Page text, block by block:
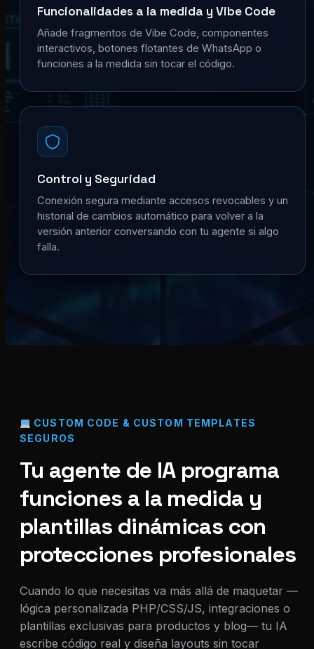
Funcionalidades a la medida y Vibe Code
Añade fragmentos de Vibe Code, componentes
interactivos, botones flotantes de WhatsApp o
funciones a la medida sin tocar el código.
Control y Seguridad
Conexión segura mediante accesos revocables y un
historial de cambios automático para volver a la
versión anterior conversando con tu agente si algo
falla.
CUSTOM CODE & CUSTOM TEMPLATES
SEGUROS
Tu agente de IA programa
funciones a la medida y
plantillas dinámicas con
protecciones profesionales
Cuando lo que necesitas va más allá de maquetar —
lógica personalizada PHP/CSS/JS, integraciones o
plantillas exclusivas para productos y blog— tu IA
escribe código real y diseña layouts sin tocar